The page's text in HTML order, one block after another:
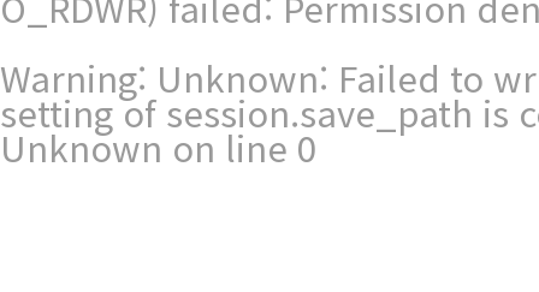
Warning: Unknown: Failed to
setting of session.save_path
Unknown on line 0